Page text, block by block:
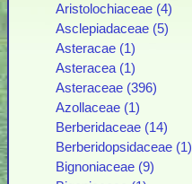
Aristolochiaceae (4)
Asclepiadaceae (5)
Asteracae (1)
Asteracea (1)
Asteraceae (396)
Azollaceae (1)
Berberidaceae (14)
Berberidopsidaceae (1)
Bignoniaceae (9)